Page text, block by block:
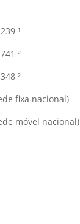
¹
²
²
fixa nacional)
móvel nacional)